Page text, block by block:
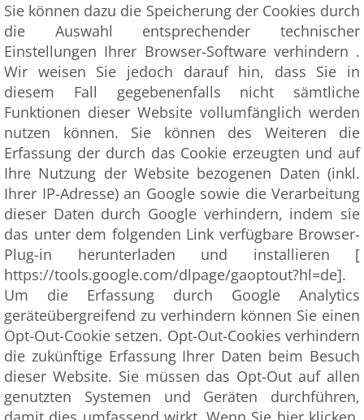
Sie können dazu die Speicherung der Cookies durch
die Auswahl entsprechender technischer
Einstellungen Ihrer Browser-Software verhindern .
Wir weisen Sie jedoch darauf hin, dass Sie in
diesem Fall gegebenenfalls nicht sämtliche
Funktionen dieser Website vollumfänglich werden
nutzen können. Sie können des Weiteren die
Erfassung der durch das Cookie erzeugten und auf
Ihre Nutzung der Website bezogenen Daten (inkl.
Ihrer IP-Adresse) an Google sowie die Verarbeitung
dieser Daten durch Google verhindern, indem sie
das unter dem folgenden Link verfügbare Browser-
Plug-in herunterladen und installieren [
https://tools.google.com/dlpage/gaoptout?hl=de].
Um die Erfassung durch Google Analytics
geräteübergreifend zu verhindern können Sie einen
Opt-Out-Cookie setzen. Opt-Out-Cookies verhindern
die zukünftige Erfassung Ihrer Daten beim Besuch
dieser Website. Sie müssen das Opt-Out auf allen
genutzten Systemen und Geräten durchführen,